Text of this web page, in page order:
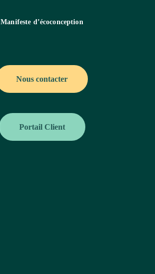
Manifeste d’écoconception
Nous contacter
Portail Client